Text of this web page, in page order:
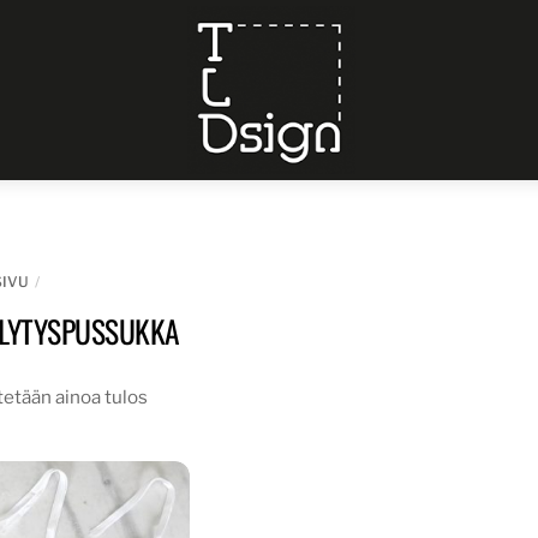
ainoa tulos